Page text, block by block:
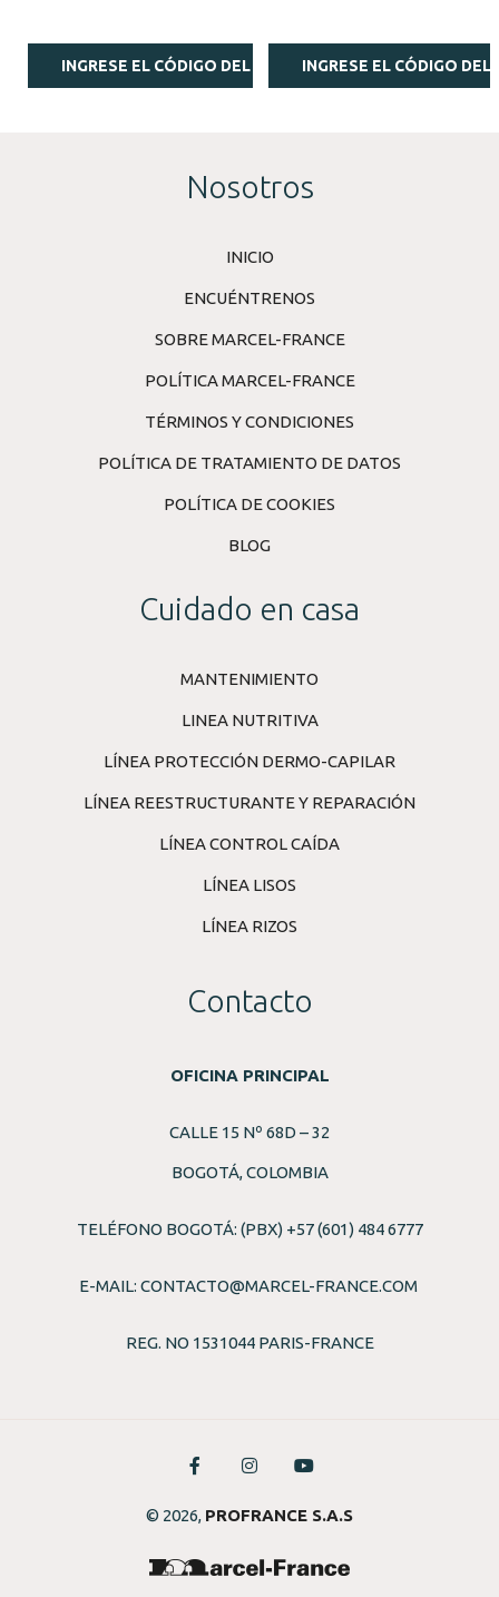
INGRESE EL CÓDIGO DEL ESTILISTAINGRESE EL CÓDIGO DEL
Nosotros
INICIO
ENCUÉNTRENOS
SOBRE MARCEL-FRANCE
POLÍTICA MARCEL-FRANCE
TÉRMINOS Y CONDICIONES
POLÍTICA DE TRATAMIENTO DE DATOS
POLÍTICA DE COOKIES
BLOG
Cuidado en casa
MANTENIMIENTO
LINEA NUTRITIVA
LÍNEA PROTECCIÓN DERMO-CAPILAR
LÍNEA REESTRUCTURANTE Y REPARACIÓN
LÍNEA CONTROL CAÍDA
LÍNEA LISOS
LÍNEA RIZOS
Contacto
OFICINA PRINCIPAL
CALLE 15 Nº 68D – 32
BOGOTÁ, COLOMBIA
TELÉFONO BOGOTÁ: (PBX) +57 (601) 484 6777
E-MAIL: CONTACTO@MARCEL-FRANCE.COM
REG. NO 1531044 PARIS-FRANCE
© 2026, PROFRANCE S.A.S